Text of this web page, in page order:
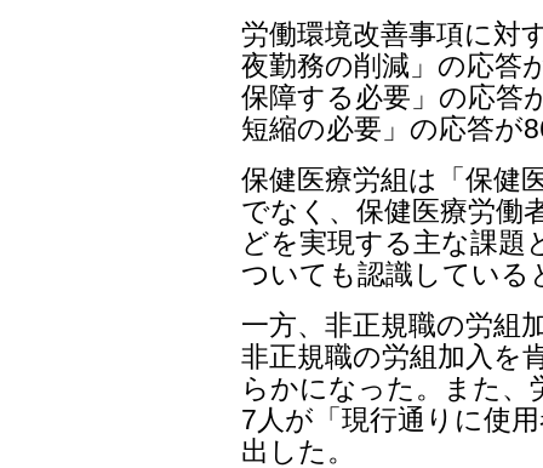
労働環境改善事項に対
夜勤務の削減」の応答
保障する必要」の応答
短縮の必要」の応答が
保健医療労組は「保健
でなく、保健医療労働
どを実現する主な課題
ついても認識している
一方、非正規職の労組
非正規職の労組加入を
らかになった。また、
7人が「現行通りに使
出した。